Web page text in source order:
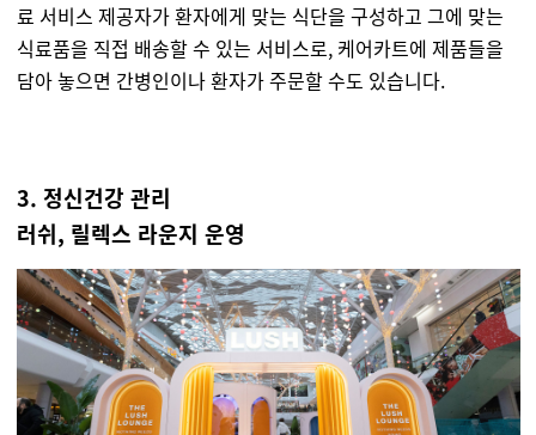
료 서비스 제공자가 환자에게 맞는 식단을 구성하고 그에 맞는
식료품을 직접 배송할 수 있는 서비스로, 케어카트에 제품들을
담아 놓으면 간병인이나 환자가 주문할 수도 있습니다.
3. 정신건강 관리
러쉬, 릴렉스 라운지 운영